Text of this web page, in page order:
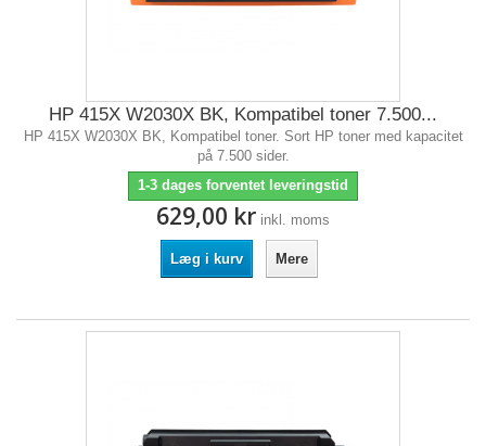
HP 415X W2030X BK, Kompatibel toner 7.500...
HP 415X W2030X BK, Kompatibel toner. Sort HP toner med kapacitet
på 7.500 sider.
1-3 dages forventet leveringstid
629,00 kr inkl. moms
Læg i kurv Mere